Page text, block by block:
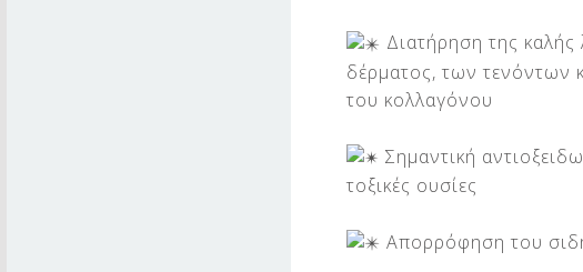
Διατήρηση της
δέρματος, των τενόντων
του κολλαγόνου
Σημαντική
τοξικές ουσίες
Απορρόφηση του